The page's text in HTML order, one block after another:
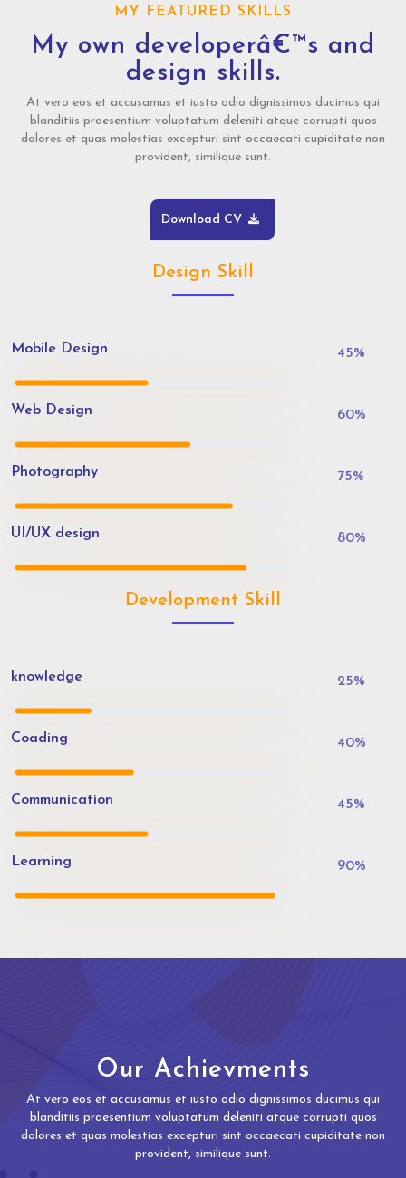
MY FEATURED SKILLS
My own developerâ€™s and
design skills.
At vero eos et accusamus et iusto odio dignissimos ducimus qui
blanditiis praesentium voluptatum deleniti atque corrupti quos
dolores et quas molestias excepturi sint occaecati cupiditate non
provident, similique sunt.
Download CV
Design Skill
Mobile Design 45%
Web Design 60%
Photography 75%
UI/UX design 80%
Development Skill
knowledge 25%
Coading 40%
Communication 45%
Learning 90%
Our Achievments
At vero eos et accusamus et iusto odio dignissimos ducimus qui
blanditiis praesentium voluptatum deleniti atque corrupti quos
dolores et quas molestias excepturi sint occaecati cupiditate non
provident, similique sunt.